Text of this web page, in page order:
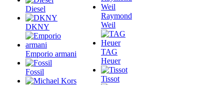
Diesel
DKNY
Emporio armani
Fossil
Raymond
Weil
TAG
Heuer
Tissot